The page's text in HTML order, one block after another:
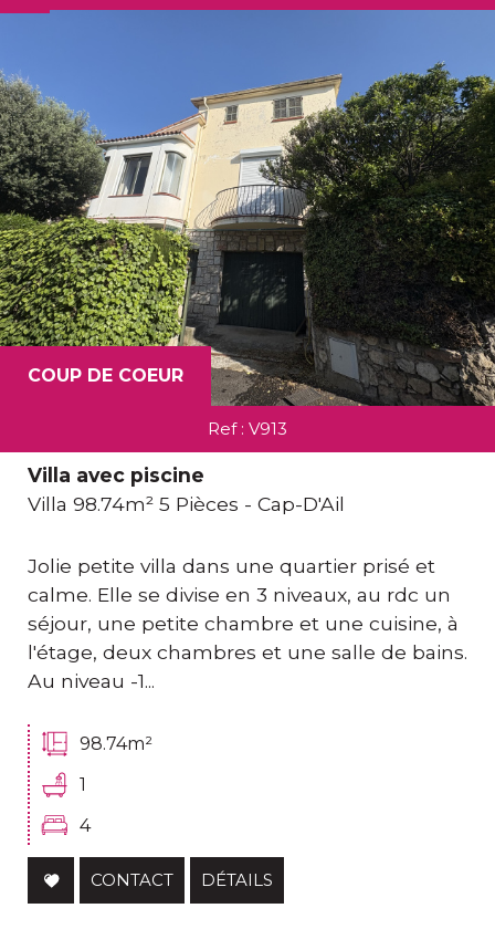
COUP DE COEUR
Ref : V913
Villa avec piscine
Villa 98.74m² 5 Pièces - Cap-D'Ail
Jolie petite villa dans une quartier prisé et
calme. Elle se divise en 3 niveaux, au rdc un
séjour, une petite chambre et une cuisine, à
l'étage, deux chambres et une salle de bains.
Au niveau -1...
98.74m²
1
4
CONTACT DÉTAILS